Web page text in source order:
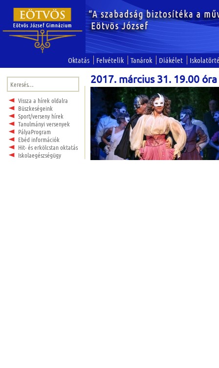
Oktatás Felvételik Tanárok Diákélet
Keresés:
Vissza a hírek oldalra
Büszkeségeink
Sport/verseny hírek
Tanulmányi versenyek
PályaProgram
Ebéd információk
Hit- és erkölcstan oktatás
Iskolaegészségügy
2017. március 31. 19.00